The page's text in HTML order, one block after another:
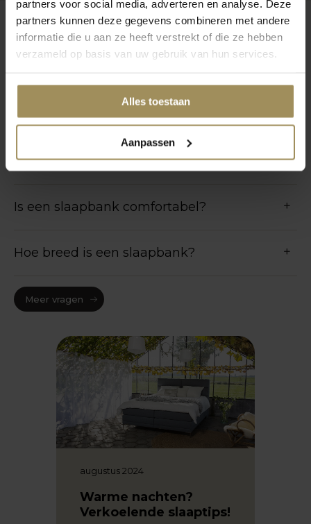
partners voor social media, adverteren en analyse. Deze
partners kunnen deze gegevens combineren met andere
informatie die u aan ze heeft verstrekt of die ze hebben
verzameld op basis van uw gebruik van hun services.
Alles toestaan
Aanpassen
Veelgestelde vragen
Waar moet je op letten bij de aankoop
van een slaapbank?
Welke slaapbank slaapt goed?
Is een slaapbank comfortabel?
Hoe breed is een slaapbank?
Meer vragen
augustus 2024
Warme nachten?
Verkoelende slaaptips!